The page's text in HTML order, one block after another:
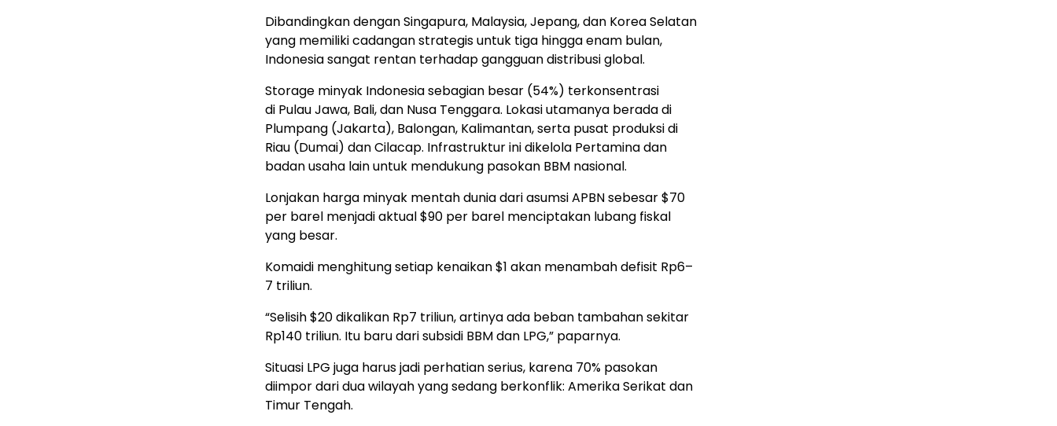
Dibandingkan dengan Singapura, Malaysia, Jepang, dan Korea Selatan
yang memiliki cadangan strategis untuk tiga hingga enam bulan,
Indonesia sangat rentan terhadap gangguan distribusi global.
Storage minyak Indonesia sebagian besar (54%) terkonsentrasi
di Pulau Jawa, Bali, dan Nusa Tenggara. Lokasi utamanya berada di
Plumpang (Jakarta), Balongan, Kalimantan, serta pusat produksi di
Riau (Dumai) dan Cilacap. Infrastruktur ini dikelola Pertamina dan
badan usaha lain untuk mendukung pasokan BBM nasional.
Lonjakan harga minyak mentah dunia dari asumsi APBN sebesar $70
per barel menjadi aktual $90 per barel menciptakan lubang fiskal
yang besar.
Komaidi menghitung setiap kenaikan $1 akan menambah defisit Rp6–
7 triliun.
“Selisih $20 dikalikan Rp7 triliun, artinya ada beban tambahan sekitar
Rp140 triliun. Itu baru dari subsidi BBM dan LPG,” paparnya.
Situasi LPG juga harus jadi perhatian serius, karena 70% pasokan
diimpor dari dua wilayah yang sedang berkonflik: Amerika Serikat dan
Timur Tengah.